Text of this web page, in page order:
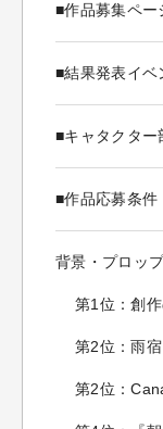
■作品募集ペー
■結果発表イベ
■キャタクタ
■作品応募条件
背景・プロッ
第1位：創
第2位：雨
第2位：